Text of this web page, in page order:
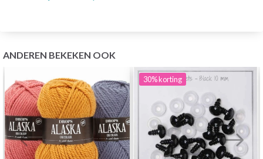
ANDEREN BEKEKEN OOK
30%korting